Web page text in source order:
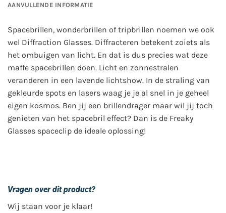
AANVULLENDE INFORMATIE
Spacebrillen, wonderbrillen of tripbrillen noemen we ook
wel Diffraction Glasses. Diffracteren betekent zoiets als
het ombuigen van licht. En dat is dus precies wat deze
maffe spacebrillen doen. Licht en zonnestralen
veranderen in een lavende lichtshow. In de straling van
gekleurde spots en lasers waag je je al snel in je geheel
eigen kosmos. Ben jij een brillendrager maar wil jij toch
genieten van het spacebril effect? Dan is de Freaky
Glasses spaceclip de ideale oplossing!
Vragen over dit product?
Wij staan voor je klaar!